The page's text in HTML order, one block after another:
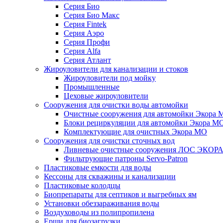
Серия Био
Серия Био Макс
Серия Fintek
Серия Аэро
Серия Профи
Серия Alfa
Серия Атлант
Жироуловители для канализации и стоков
Жироуловители под мойку
Промышленные
Цеховые жироуловители
Сооружения для очистки воды автомойки
Очистные сооружения для автомойки Экора
Блоки рециркуляции для автомойки Экора
Комплектующие для очистных Экора МО
Сооружения для очистки сточных вод
Ливневые очистные сооружения ЛОС ЭКОРА
Фильтрующие патроны Servo-Patron
Пластиковые емкости для воды
Кессоны для скважины и канализации
Пластиковые колодцы
Биопрепараты для септиков и выгребных ям
Установки обеззараживания воды
Воздуховоды из полипропилена
Ерши для биозагрузки